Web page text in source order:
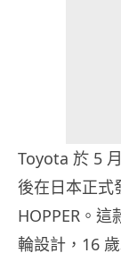
Toyota 於 5
後在日本正式
HOPPER。
輪設計，16